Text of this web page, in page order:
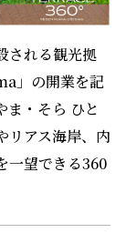
される観光拠
」の開業を記
ま・そら ひと
リアス海岸、内
一望できる360